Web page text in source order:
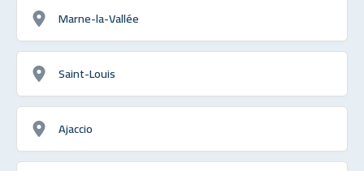
Marne-la-Vallée
Saint-Louis
Ajaccio